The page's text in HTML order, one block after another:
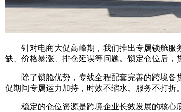
针对电商大促高峰期，我们推出专属锁舱服务
缺、价格暴涨、排仓延误等问题。锁定仓位后，
除了锁舱优势，专线全程配套完善的跨境备货
促期间专属运力加持，时效不缩水、服务不打折
稳定的仓位资源是跨境企业长效发展的核心底